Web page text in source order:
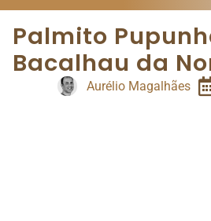
Palmito
Bacalhau da
Aurélio Magalhães